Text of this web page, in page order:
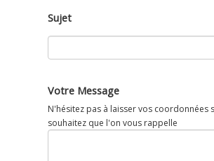
Sujet
Votre Message
N'hésitez pas à laisser vos coordonnées
souhaitez que l'on vous rappelle